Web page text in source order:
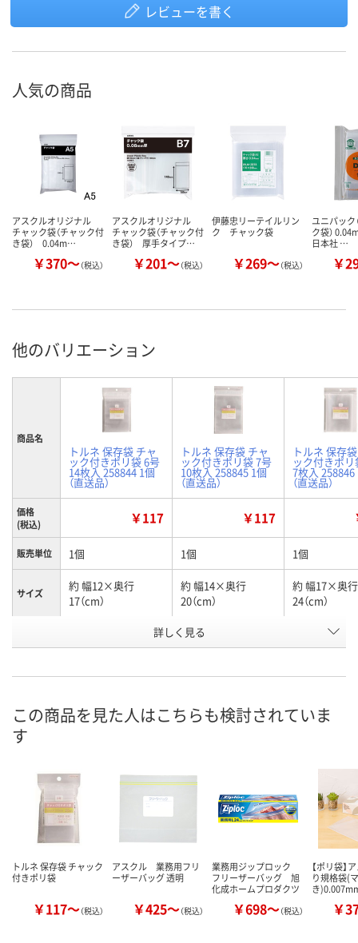
レビューを書く
人気の商品
アスクルオリジナル
チャック袋（チャック付
き袋） 0.04m…
￥370～（税込）
アスクルオリジナル
チャック袋（チャック付
き袋） 厚手タイプ…
￥201～（税込）
伊藤忠リーテイルリン
ク チャック袋
￥269～（税込）
ユニパック
ク袋）
日本社 …
￥
他のバリエーション
商品名
トルネ 保存袋 チャ
ック付きポリ袋 6号
14枚入 258844 1個
（直送品）
トルネ 保存袋 チャ
ック付きポリ袋 7号
10枚入 258845 1個
（直送品）
トルネ 保存
ック付きポリ
7枚入 258846
（直送品）
価格
(税込)
￥117 ￥117
販売単位 1個 1個 1個
サイズ
約 幅12×奥行
17（cm）
約 幅14×奥行
20（cm）
約 幅17×奥行
24（cm）
HN76863 HN76864
カゴへ
詳しく見る
この商品を見た人はこちらも検討されていま
す
トルネ 保存袋 チャック
付きポリ袋
￥117～（税込）
アスクル 業務用フリ
ーザーバッグ 透明
￥425～（税込）
業務用ジップロック
フリーザーバッグ 旭
化成ホームプロダクツ
￥698～（税込）
【ポリ袋】
り規格袋(
き
￥